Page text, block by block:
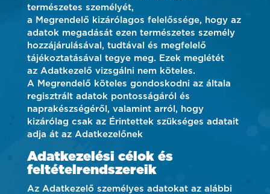
természetes személyét,
a Megrendelő kizárólagos felelőssége, hogy az
adatok megadását ezen természetes személy
hozzájárulásával, tudtával és megfelelő
tájékoztatásával tegye meg. Ezek meglétét
az Adatkezelő vizsgálni nem köteles.
A Megrendelő köteles gondoskodni az általa
regisztrált adatok pontosságáról és
naprakészségéről, valamint arról, hogy
kizárólag csak az Érintettek szükséges adatait
adja át az Adatkezelőnek
Adatkezelési célok és
feltételrendszereik
Az Adatkezelő személyes adatokat az alábbi